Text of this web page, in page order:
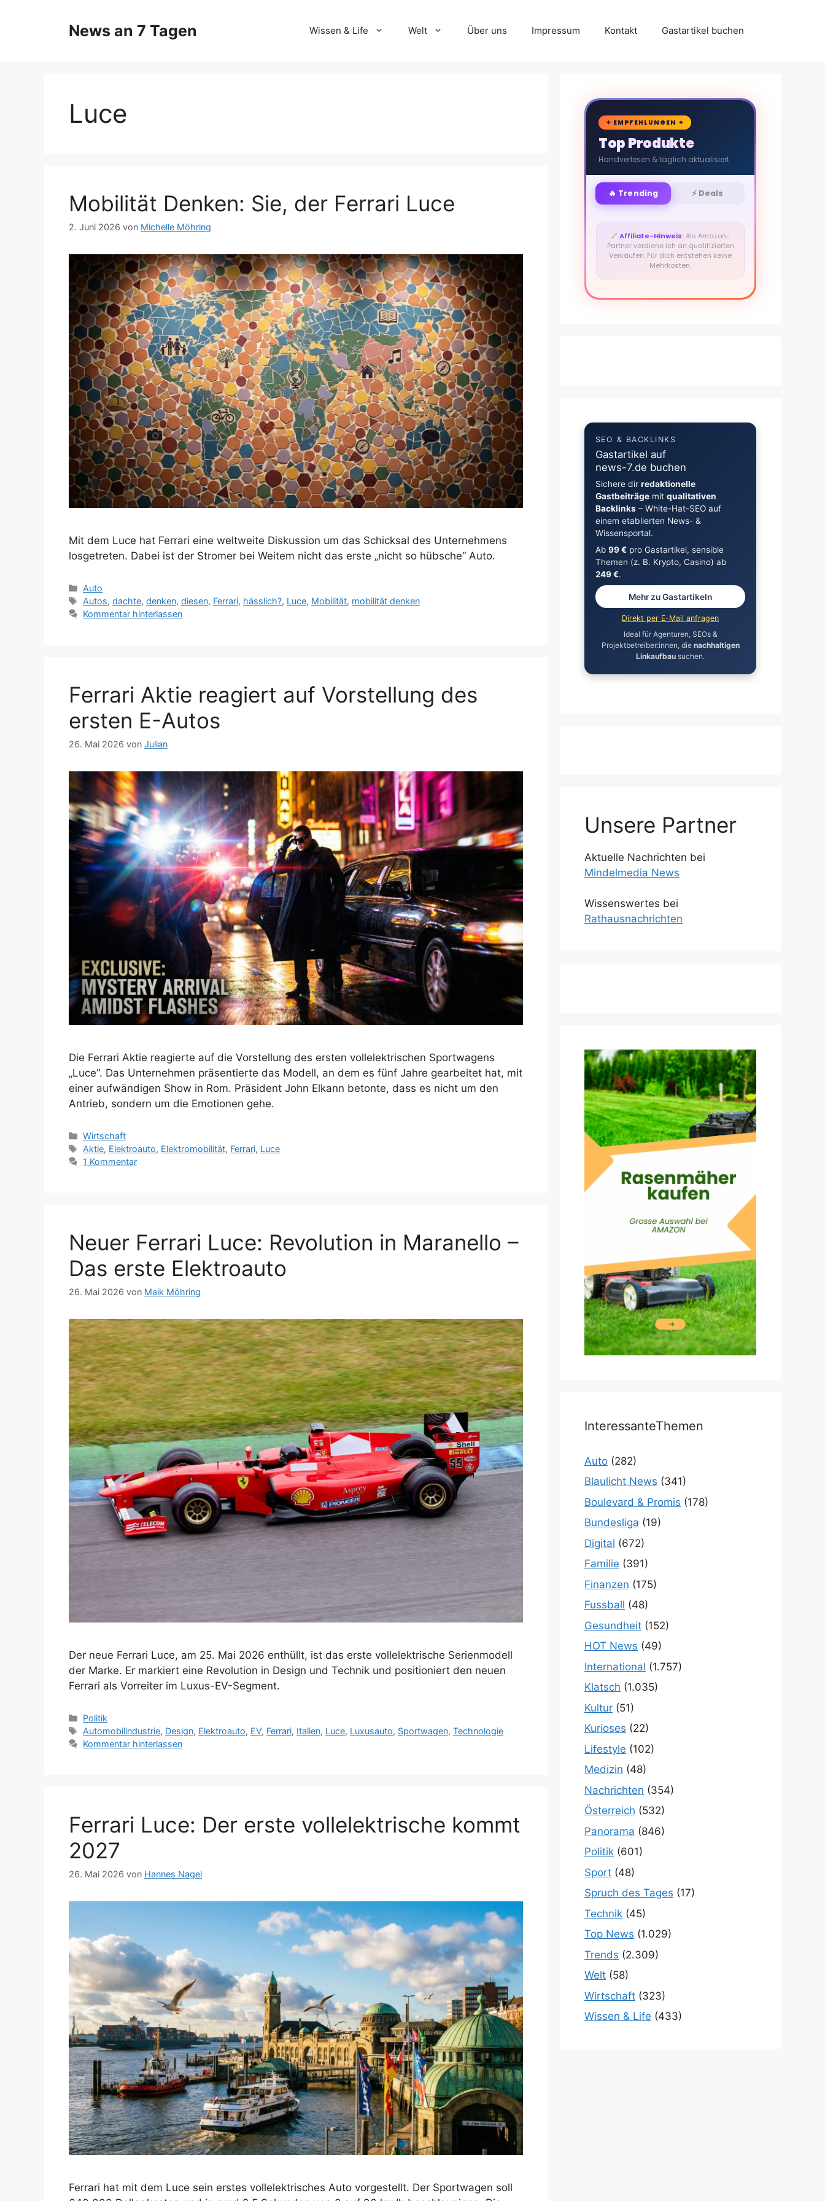
News an 7 Tagen Wissen & Life Welt Über uns Impressum Kontakt Gastartikel buchen
Luce
Mobilität Denken: Sie, der Ferrari Luce
2. Juni 2026 von Michelle Möhring
Mit dem Luce hat Ferrari eine weltweite Diskussion um das Schicksal des Unternehmens
losgetreten. Dabei ist der Stromer bei Weitem nicht das erste „nicht so hübsche“ Auto.
Kategorien
Auto
Schlagwörter
Autos,dachte,denken,diesen, Ferrari, hässlich?, Luce, Mobilität, mobilität denken
Kommentar hinterlassen
Ferrari Aktie reagiert auf Vorstellung des
ersten E-Autos
26. Mai 2026 von Julian
Die Ferrari Aktie reagierte auf die Vorstellung des ersten vollelektrischen Sportwagens
„Luce“. Das Unternehmen präsentierte das Modell, an dem es fünf Jahre gearbeitet hat, mit
einer aufwändigen Show in Rom. Präsident John Elkann betonte, dass es nicht um den
Antrieb, sondern um die Emotionen gehe.
Kategorien
Wirtschaft
Schlagwörter
Aktie, Elektroauto, Elektromobilität, Ferrari, Luce
1 Kommentar
Neuer Ferrari Luce: Revolution in Maranello –
Das erste Elektroauto
26. Mai 2026 von Maik Möhring
Der neue Ferrari Luce, am 25. Mai 2026 enthüllt, ist das erste vollelektrische Serienmodell
der Marke. Er markiert eine Revolution in Design und Technik und positioniert den neuen
Ferrari als Vorreiter im Luxus-EV-Segment.
Kategorien
Politik
Schlagwörter
Automobilindustrie, Design, Elektroauto, EV, Ferrari, Italien, Luce, Luxusauto, Sportwagen,Technologie
Kommentar hinterlassen
Ferrari Luce: Der erste vollelektrische kommt
2027
26. Mai 2026 von Hannes Nagel
Ferrari hat mit dem Luce sein erstes vollelektrisches Auto vorgestellt. Der Sportwagen soll
🛒
✦ EMPFEHLUNGEN ✦
Top Produkte
Handverlesen & täglich aktualisiert
🔥 Trending ⚡ Deals
🔗Affiliate-Hinweis:Als Amazon-
Partner verdiene ich an qualifizierten
Verkäufen. Für dich entstehen keine
Mehrkosten.
SEO & BACKLINKS
Gastartikel auf
news-7.de buchen
Sichere dir redaktionelle
Gastbeiträgemit qualitativen
Backlinks– White-Hat-SEO auf
einem etablierten News- &
Wissensportal.
Ab 99 €pro Gastartikel, sensible
Themen (z. B. Krypto, Casino) ab
249 €.
Mehr zu Gastartikeln
Direkt per E-Mail anfragen
Ideal für Agenturen, SEOs &
Projektbetreiber:innen, die nachhaltigen
Linkaufbau suchen.
Unsere Partner
Aktuelle Nachrichten bei
Mindelmedia News
Wissenswertes bei
Rathausnachrichten
InteressanteThemen
Auto (282)
Blaulicht News (341)
Boulevard & Promis (178)
Bundesliga (19)
Digital (672)
Familie (391)
Finanzen (175)
Fussball (48)
Gesundheit (152)
HOT News (49)
International (1.757)
Klatsch (1.035)
Kultur (51)
Kurioses (22)
Lifestyle (102)
Medizin (48)
Nachrichten (354)
Österreich (532)
Panorama (846)
Politik (601)
Sport (48)
Spruch des Tages (17)
Technik (45)
Top News (1.029)
Trends (2.309)
Welt (58)
Wirtschaft (323)
Wissen & Life (433)